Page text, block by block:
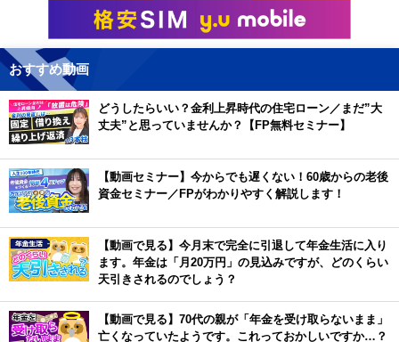
おすすめ動画
どうしたらいい？金利上昇時代の住宅ローン／まだ”大
丈夫”と思っていませんか？【FP無料セミナー】
【動画セミナー】今からでも遅くない！60歳からの老後
資金セミナー／FPがわかりやすく解説します！
【動画で見る】今月末で完全に引退して年金生活に入り
ます。年金は「月20万円」の見込みですが、どのくらい
天引きされるのでしょう？
【動画で見る】70代の親が「年金を受け取らないまま」
亡くなっていたようです。これっておかしいですか…？